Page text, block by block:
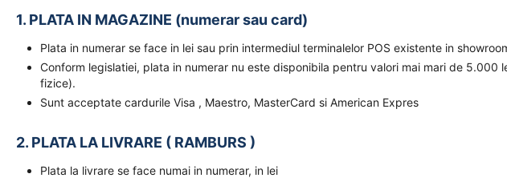
1. PLATA IN MAGAZINE (numerar sau card)
Plata in numerar se face in lei sau prin intermediul terminalelor POS existente in
Conform legislatiei, plata in numerar nu este disponibila pentru valori mai mari de 5.000
fizice).
Sunt acceptate cardurile Visa , Maestro, MasterCard si American Expres
2. PLATA LA LIVRARE ( RAMBURS )
Plata la livrare se face numai in numerar, in lei